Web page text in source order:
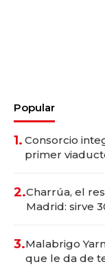
Popular
1. Consorcio
primer
2.Charrúa, el
Madrid: sirve
3.Malabrigo
que le da de